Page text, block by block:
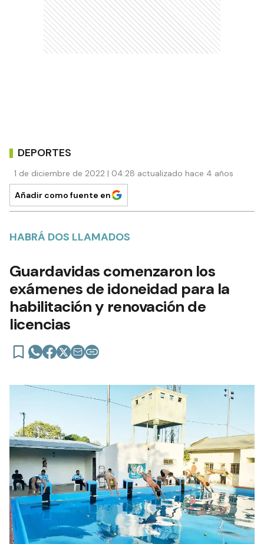
DEPORTES
1 de diciembre de 2022 | 04:28 actualizado hace 4 años
Añadir como fuente en
HABRÁ DOS LLAMADOS
Guardavidas comenzaron los
exámenes de idoneidad para la
habilitación y renovación de
licencias